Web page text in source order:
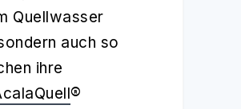
Quellwasser
auch so
ihre
®